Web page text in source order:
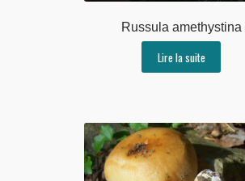
Russula amethystina
Lire la suite